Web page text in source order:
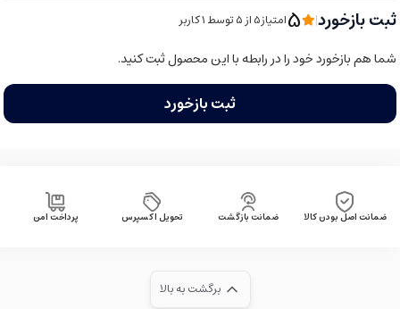
ثبت بازخورد|
5امتیاز5 از ۵ توسط 1 کاربر
شما هم بازخورد خود را در رابطه با این محصول ثبت کنید.
ثبت بازخورد
ضمانت اصل بودن کالا ضمانت بازگشت تحویل اکسپرس پرداخت امن
برگشت به بالا